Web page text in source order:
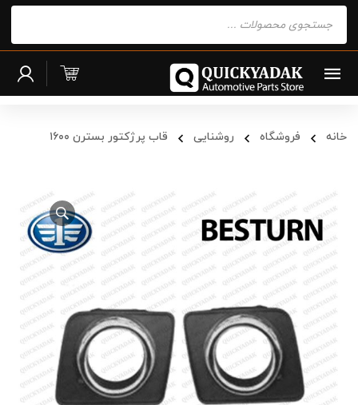
search
خانه فروشگاه روشنایی قاب پرژکتور بسترن ۱۶۰۰